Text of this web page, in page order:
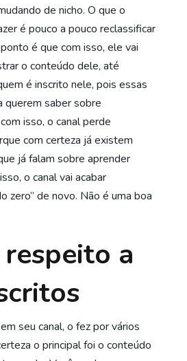
de nicho. O que o
é pouco a pouco reclassificar
é que com isso, ele vai
o conteúdo dele, até
é inscrito nele, pois essas
querem saber sobre
isso, o canal perde
com certeza já existem
já falam sobre aprender
o canal vai acabar
zero” de novo. Não é uma boa
a
seu canal, o fez por vários
o principal foi o conteúdo